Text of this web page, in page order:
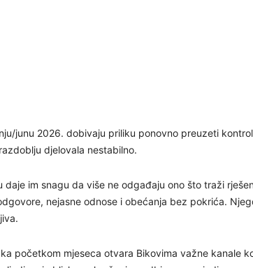
junu 2026. dobivaju priliku ponovno preuzeti
djelovala nestabilno.
daje im snagu da više ne odgađaju ono što traži
nejasne odnose i obećanja bez pokrića.
početkom mjeseca otvara Bikovima važne kanale